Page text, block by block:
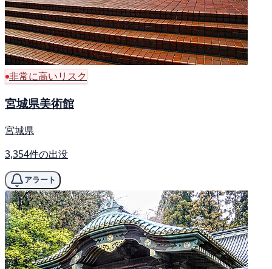
非常に高いリスク
宮城県美術館
宮城県
3,354件の出没
アラート